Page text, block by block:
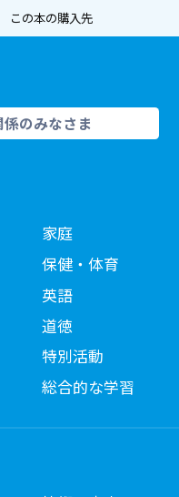
この本の購入先
のみなさま
家庭
保健・体育
英語
道徳
特別活動
総合的な学習